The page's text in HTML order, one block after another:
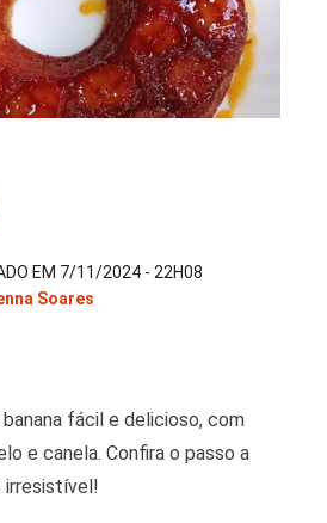
EM 7/11/2024 - 22H08
Soares
fácil e delicioso, com
e canela. Confira o passo a
irresistível!